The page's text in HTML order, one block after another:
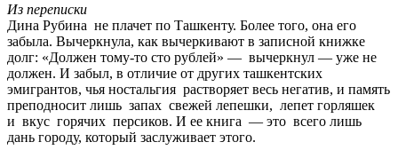
Из переписки
Дина Рубина не плачет по Ташкенту. Более того, она его
забыла. Вычеркнула, как вычеркивают в записной книжке
долг: «Должен тому-то сто рублей» — вычеркнул — уже не
должен. И забыл, в отличие от других ташкентских
эмигрантов, чья ностальгия растворяет весь негатив, и память
преподносит лишь запах свежей лепешки, лепет горляшек
и вкус горячих персиков. И ее книга — это всего лишь
дань городу, который заслуживает этого.